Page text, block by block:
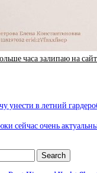
часа залипаю на
унести в летний
сейчас очень